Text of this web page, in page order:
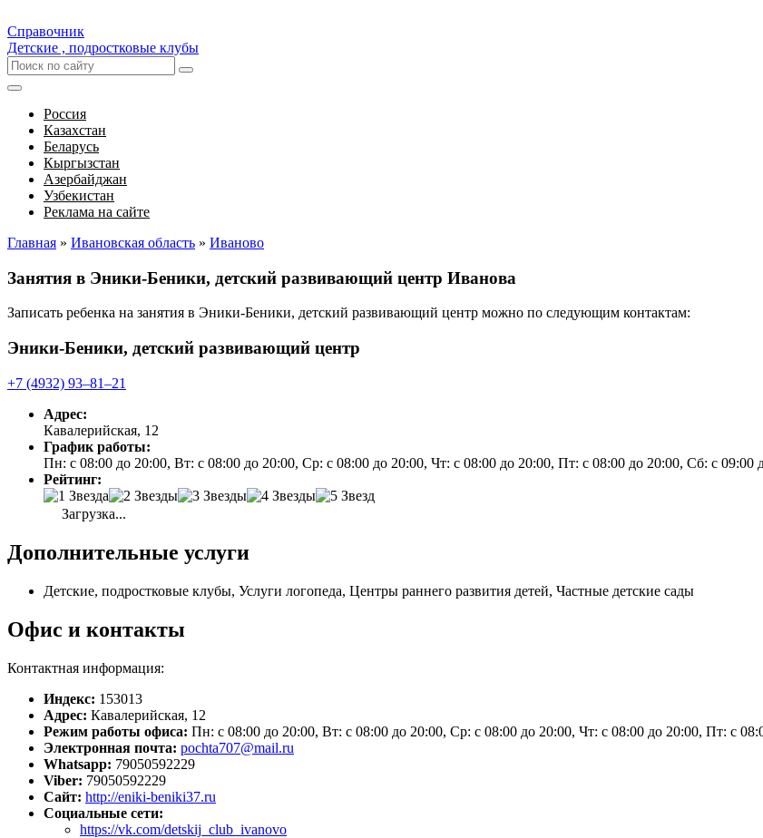
Справочник
Детские , подростковые клубы
Россия
Казахстан
Беларусь
Кыргызстан
Азербайджан
Узбекистан
Реклама на сайте
Главная » Ивановская область » Иваново
Занятия в Эники-Беники, детский развивающий центр Иванова
Записать ребенка на занятия в Эники-Беники, детский развивающий центр можно по следующим контактам:
Эники-Беники, детский развивающий центр
+7 (4932) 93‒81‒21
Адрес:
Кавалерийская, 12
График работы:
Пн: с 08:00 до 20:00, Вт: с 08:00 до 20:00, Ср: с 08:00 до 20:00, Чт: с 08:00 до 20:00, Пт: с 08:00 до 20:00, Сб: с 09:00
Рейтинг:
Загрузка...
Дополнительные услуги
Детские, подростковые клубы, Услуги логопеда, Центры раннего развития детей, Частные детские сады
Офис и контакты
Контактная информация:
Индекс: 153013
Адрес: Кавалерийская, 12
Режим работы офиса: Пн: с 08:00 до 20:00, Вт: с 08:00 до 20:00, Ср: с 08:00 до 20:00, Чт: с 08:00 до 20:00, Пт: с
Электронная почта: pochta707@mail.ru
Whatsapp: 79050592229
Viber: 79050592229
Сайт: http://eniki-beniki37.ru
Социальные сети:
https://vk.com/detskij_club_ivanovo